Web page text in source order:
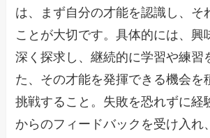
は、まず自分の才能を認識し、そ
ことが大切です。具体的には、興
深く探求し、継続的に学習や練習
た、その才能を発揮できる機会を
挑戦すること。失敗を恐れずに経
からのフィードバックを受け入れ